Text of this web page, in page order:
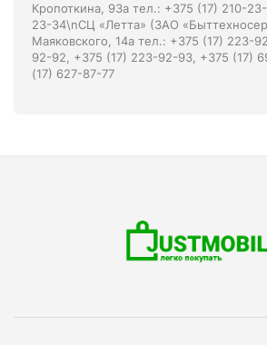
Кропоткина, 93а тел.: +375 (17) 210-
23-34\nСЦ «Летта» (ЗАО
Маяковского, 14а тел.: +375 (17) 223-
92-92, +375 (17) 223-92-93, +375 (17)
(17) 627-87-77